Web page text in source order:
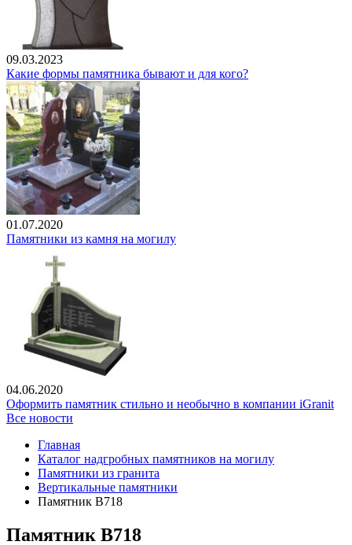
09.03.2023
Какие формы памятника бывают и для кого?
01.07.2020
Памятники из камня на могилу
04.06.2020
Оформить памятник стильно и необычно в компании iGranit
Все новости
Главная
Каталог надгробных памятников на могилу
Памятники из гранита
Вертикальные памятники
Памятник В718
Памятник В718